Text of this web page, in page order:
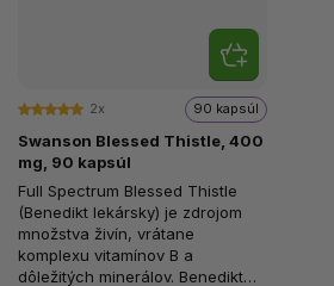
Swanson Blessed Thistle, 400
mg, 90 kapsúl
2x 90 kapsúl
Full Spectrum Blessed Thistle
(Benedikt lekársky) je zdrojom
množstva živín, vrátane
komplexu vitamínov B a
dôležitých minerálov. Benedikt